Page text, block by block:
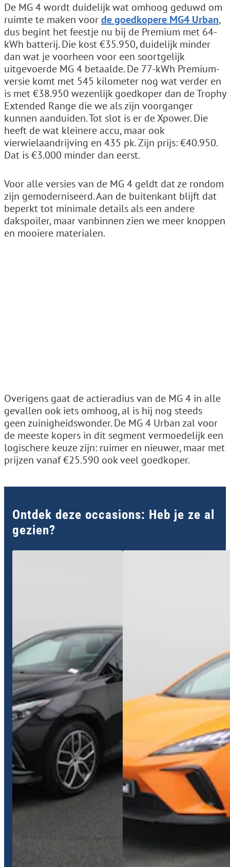
De MG 4 wordt duidelijk wat omhoog geduwd om
ruimte te maken voorde goedkopere MG4 Urban,
dus begint het feestje nu bij de Premium met 64-
kWh batterij. Die kost €35.950, duidelijk minder
dan wat je voorheen voor een soortgelijk
uitgevoerde MG 4 betaalde. De 77-kWh Premium-
versie komt met 545 kilometer nog wat verder en
is met €38.950 wezenlijk goedkoper dan de Trophy
Extended Range die we als zijn voorganger
kunnen aanduiden. Tot slot is er de Xpower. Die
heeft de wat kleinere accu, maar ook
vierwielaandrijving en 435 pk. Zijn prijs: €40.950.
Dat is €3.000 minder dan eerst.
Voor alle versies van de MG 4 geldt dat ze rondom
zijn gemoderniseerd. Aan de buitenkant blijft dat
beperkt tot minimale details als een andere
dakspoiler, maar vanbinnen zien we meer knoppen
en mooiere materialen.
Overigens gaat de actieradius van de MG 4 in alle
gevallen ook iets omhoog, al is hij nog steeds
geen zuinigheidswonder. De MG 4 Urban zal voor
de meeste kopers in dit segment vermoedelijk een
logischere keuze zijn: ruimer en nieuwer, maar met
prijzen vanaf €25.590 ook veel goedkoper.
Ontdek deze occasions: Heb je ze al
gezien?